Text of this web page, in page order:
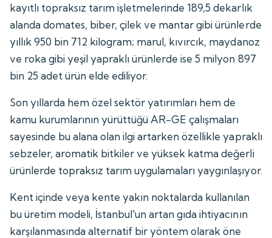
kayıtlı topraksız tarım işletmelerinde 189,5 dekarlık
alanda domates, biber, çilek ve mantar gibi ürünlerde
yıllık 950 bin 712 kilogram; marul, kıvırcık, maydanoz
ve roka gibi yeşil yapraklı ürünlerde ise 5 milyon 897
bin 25 adet ürün elde ediliyor.
Son yıllarda hem özel sektör yatırımları hem de
kamu kurumlarının yürüttüğü AR-GE çalışmaları
sayesinde bu alana olan ilgi artarken özellikle yapraklı
sebzeler, aromatik bitkiler ve yüksek katma değerli
ürünlerde topraksız tarım uygulamaları yaygınlaşıyor.
Kent içinde veya kente yakın noktalarda kullanılan
bu üretim modeli, İstanbul'un artan gıda ihtiyacının
karşılanmasında alternatif bir yöntem olarak öne